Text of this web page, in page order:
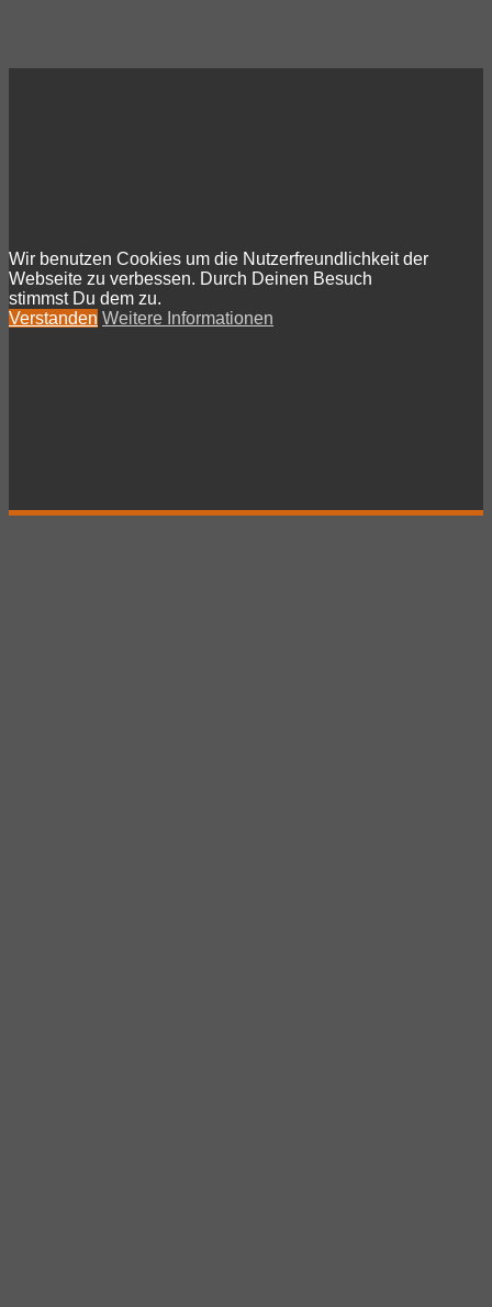
Wir benutzen Cookies um die Nutzerfreundlichkeit der
Webseite zu verbessen. Durch Deinen Besuch
stimmst Du dem zu.
Verstanden Weitere Informationen